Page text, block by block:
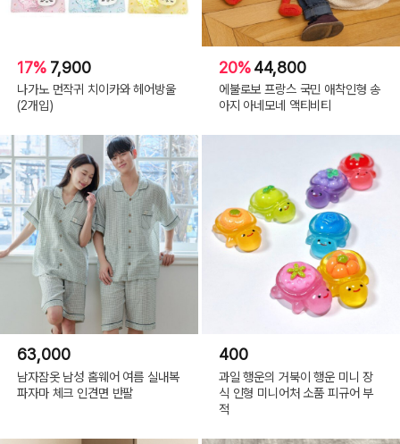
17% 7,900
나가노 먼작귀 치이카와 헤어방울
(2개입)
20%44,800
에불로보 프랑스 국민 애착인형 송
아지 아네모네 액티비티
63,000
남자잠옷 남성 홈웨어 여름 실내복
파자마 체크 인견면 반팔
400
과일 행운의 거북이 행운 미니 장
식 인형 미니어처 소품 피규어 부
적